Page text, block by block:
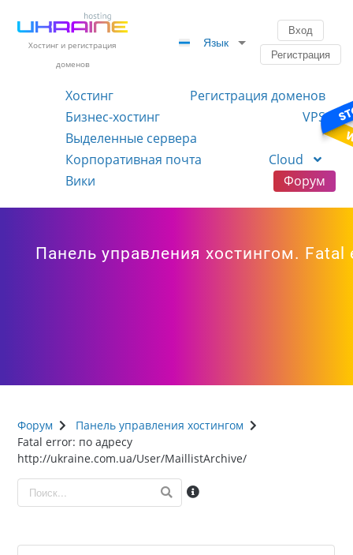
Хостинг и регистрация
доменов
Язык
Вход
Регистрация
Хостинг
Регистрация доменов
Бизнес-хостинг
VPS
Выделенные сервера
Корпоративная почта
Cloud
Вики
Форум
Панель управления хостингом.
Форум
Панель управления хостингом
Fatal error: по адресу
http://ukraine.com.ua/User/MaillistArchive/